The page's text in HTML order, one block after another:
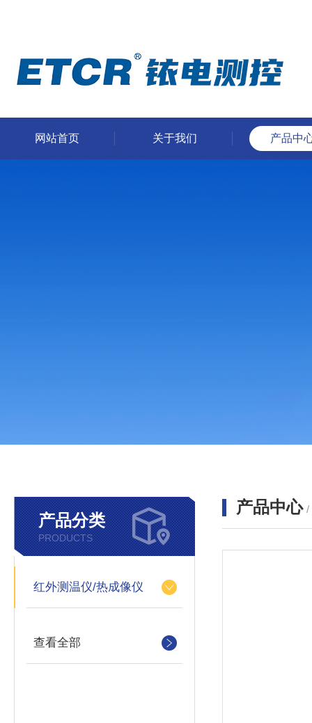
网站首页 关于我们 产品中
产品分类
PRODUCTS
红外测温仪/热成像仪
查看全部
产品中心 /